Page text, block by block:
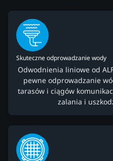
Skuteczne odprowadzanie wody
Odwodnienia liniowe od
pewne odprowadzanie
tarasów i ciągów
zalania i